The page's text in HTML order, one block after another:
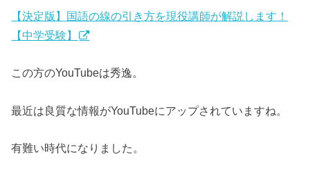
【決定版】国語の線の引き方を現役講師が解説します！
【中学受験】
この方のYouTubeは秀逸。
最近は良質な情報がYouTubeにアップされていますね。
有難い時代になりました。